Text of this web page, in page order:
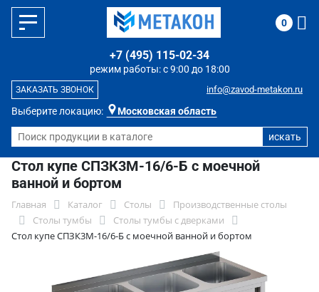
Выберите локацию: Московская область
режим работы: с 9:00 до 18:00
+7 (495) 115-02-34
info@zavod-metakon.ru
ЗАКАЗАТЬ ЗВОНОК
0
Стол купе СПЗК3М-16/6-Б с моечной
ванной и бортом
Главная Каталог Столы
Производственные столы
Столы тумбы
Столы тумбы с дверками
Стол купе СПЗК3М-16/6-Б с моечной ванной и бортом